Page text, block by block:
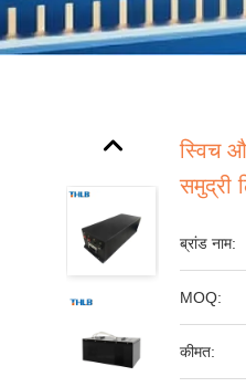
स्विच
समुद्री
ब्रांड नाम:
MOQ:
कीमत: